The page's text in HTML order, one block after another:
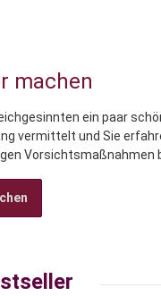
machen
ein paar
vermittelt und Sie
Vorsichtsmaßnahmen